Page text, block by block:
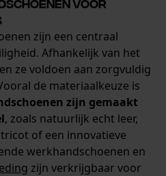
voor
zijn een centraal
Afhankelijk van het
ze voldoen aan zorgvuldig
de materiaalkeuze is
zijn gemaakt
, zoals natuurlijk echt leer,
of een innovatieve
werkhandschoenen en
zijn verkrijgbaar voor
homepage
winkelwagen
begroeting